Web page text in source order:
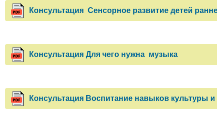
Консультация Сенсорное развитие детей
Консультация Для чего нужна музыка
Консультация Воспитание навыков культуры